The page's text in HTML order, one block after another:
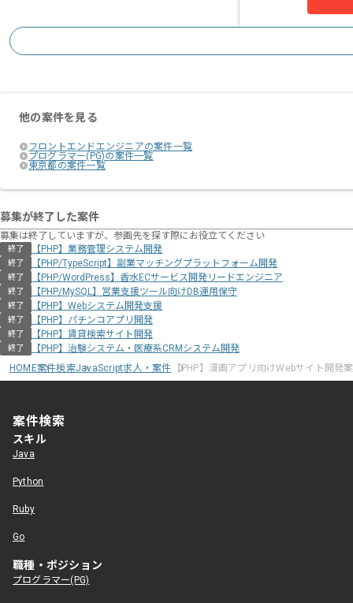
他の案件を見る
フロントエンドエンジニアの案件一覧
プログラマー(PG)の案件一覧
東京都の案件一覧
募集が終了した案件
募集は終了していますが、参画先を探す際にお役立てください
終了 【PHP】業務管理システム開発
終了 【PHP/TypeScript】副業マッチングプラットフォーム開発
終了 【PHP/WordPress】香水ECサービス開発リードエンジニア
終了 【PHP/MySQL】営業支援ツール向けDB運用保守
終了 【PHP】Webシステム開発支援
終了 【PHP】パチンコアプリ開発
終了 【PHP】賃貸検索サイト開発
終了
【PHP】治験システム・医療系CRMシステム開発
HOME案件検索JavaScript求人・案件 【PHP】漫画アプリ向けWebサイト開発
案件検索
スキル
Java
Python
Ruby
Go
職種・ポジション
プログラマー(PG)